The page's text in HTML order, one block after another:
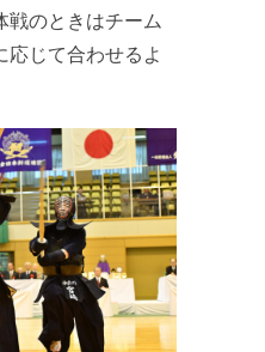
戦のときはチーム
応じて合わせるよ